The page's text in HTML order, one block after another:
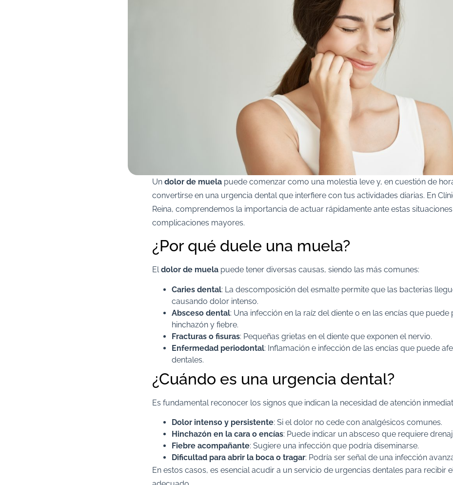
Un dolor de muela puede comenzar como una molestia leve y, en cuestión de
convertirse en una urgencia dental que interfiere con tus actividades diarias. En
Reina, comprendemos la importancia de actuar rápidamente ante estas
complicaciones mayores.​
¿Por qué duele una muela?
Eldolor de muela puede tener diversas causas, siendo las más comunes:​
Caries dental: La descomposición del esmalte permite que las bacterias
causando dolor intenso.​
Absceso dental: Una infección en la raíz del diente o en las encías que
hinchazón y fiebre.​
Fracturas o fisuras: Pequeñas grietas en el diente que exponen el nervio.​
Enfermedad periodontal: Inflamación e infección de las encías que puede
dentales.​
¿Cuándo es una urgencia dental?
Es fundamental reconocer los signos que indican la necesidad de atención
Dolor intenso y persistente: Si el dolor no cede con analgésicos comunes.​
Hinchazón en la cara o encías: Puede indicar un absceso que requiere
Fiebre acompañante: Sugiere una infección que podría diseminarse.​
Dificultad para abrir la boca o tragar: Podría ser señal de una infección
En estos casos, es esencial acudir a un servicio de urgencias dentales para recibir